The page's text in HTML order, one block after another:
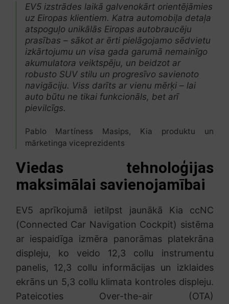
EV5 izstrādes laikā galvenokārt orientējāmies
uz Eiropas klientiem. Katra automobiļa detaļa
atspoguļo unikālās Eiropas autobraucēju
prasības – sākot ar ērti pielāgojamo sēdvietu
izkārtojumu un visa gada garumā nemainīgo
akumulatora veiktspēju, un beidzot ar
robusto SUV stilu un progresīvo savienoto
navigāciju. Viss darīts ar vienu mērķi – lai
auto būtu ne tikai funkcionāls, bet arī
pievilcīgs.
Pablo Martíness Masips, Kia produktu un
mārketinga viceprezidents
Viedas tehnoloģijas
maksimālai savienojamībai
EV5 aprīkojumā ietilpst jaunākā Kia ccNC
(Connected Car Navigation Cockpit) sistēma
ar iespaidīga izmēra panorāmas platekrāna
displeju, ko veido 12,3 collu instrumentu
panelis, 12,3 collu informācijas un izklaides
ekrāns un 5,3 collu klimata kontroles displeju.
Pateicoties Over-the-air (OTA)